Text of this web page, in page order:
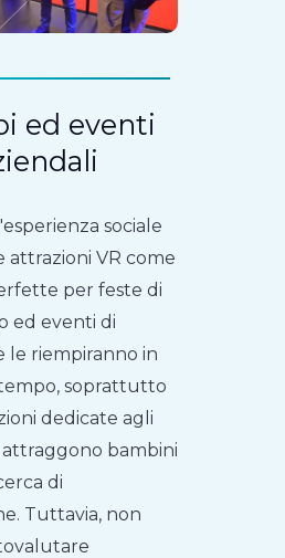
ed eventi
sociale
attrazioni VR come
per feste di
ed eventi di
le riempiranno in
soprattutto
dedicate agli
bambini
di
Tuttavia, non